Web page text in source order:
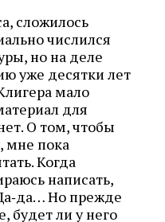
сложилось
числился
но на деле
уже десятки лет
мало
для
О том, чтобы
мне пока
Когда
написать,
Но прежде
будет ли у него